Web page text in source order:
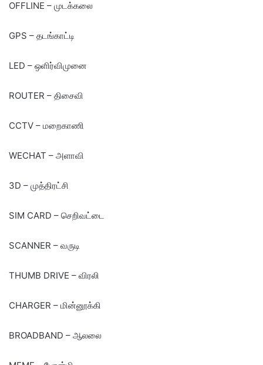
OFFLINE – முடக்கலை
GPS – தடங்காட்டி
LED – ஒளிர்விமுனை
ROUTER – திசைவி
CCTV – மறைகாணி
WECHAT – அளாவி
3D – முத்திரட்சி
SIM CARD – செறிவட்டை
SCANNER – வருடி
THUMB DRIVE – விரலி
CHARGER – மின்னூக்கி
BROADBAND – ஆலலை